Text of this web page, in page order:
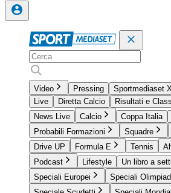
Video Pressing Sportmediaset
Live
Diretta Calcio
Risultati e
News Live
Calcio Coppa Italia
Probabili Formazioni
Squadre
Drive UP
Formula E Tennis
Podcast
Lifestyle
Un libro a
Speciali Europei
Speciali